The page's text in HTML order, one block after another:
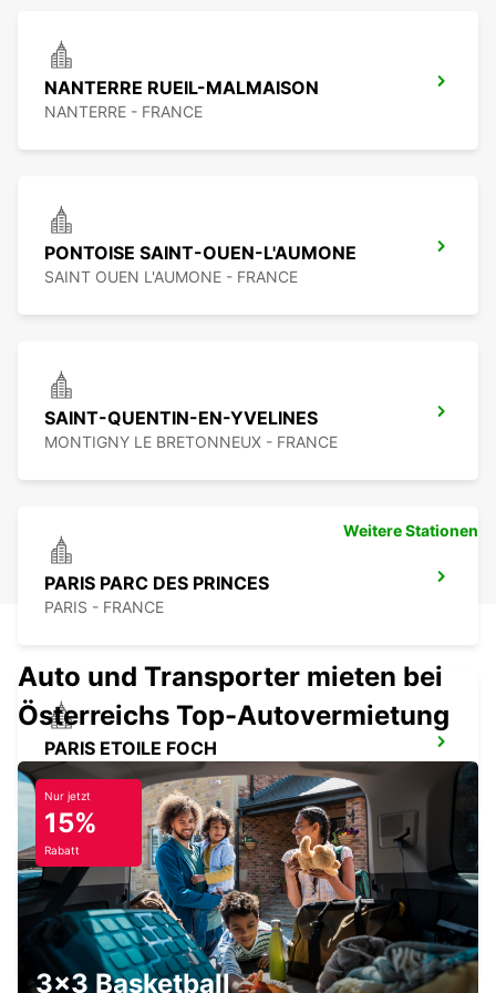
NANTERRE RUEIL-MALMAISON
NANTERRE - FRANCE
PONTOISE SAINT-OUEN-L'AUMONE
SAINT OUEN L'AUMONE - FRANCE
SAINT-QUENTIN-EN-YVELINES
MONTIGNY LE BRETONNEUX - FRANCE
PARIS PARC DES PRINCES
PARIS - FRANCE
PARIS ETOILE FOCH
EPINAY GENNEVILLIERS
EPINAY SUR SEINE - FRANCE
Weitere Stationen
Auto und Transporter mieten bei
Österreichs Top-Autovermietung
Nur jetzt
15%
Rabatt
3x3 Basketball